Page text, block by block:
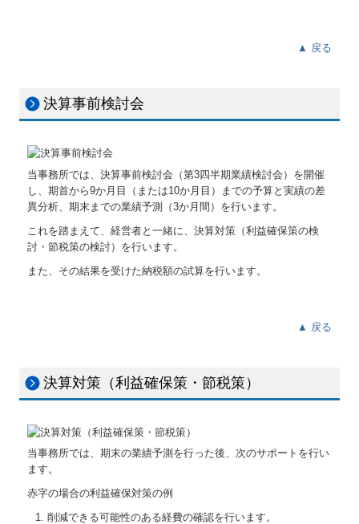
▲ 戻る
決算事前検討会
当事務所では、決算事前検討会（第3四半期業績検討会）を開催
し、期首から9か月目（または10か月目）までの予算と実績の差
異分析、期末までの業績予測（3か月間）を行います。
これを踏まえて、経営者と一緒に、決算対策（利益確保策の検
討・節税策の検討）を行います。
また、その結果を受けた納税額の試算を行います。
▲ 戻る
決算対策（利益確保策・節税策）
当事務所では、期末の業績予測を行った後、次のサポートを行い
ます。
赤字の場合の利益確保対策の例
削減できる可能性のある経費の確認を行います。